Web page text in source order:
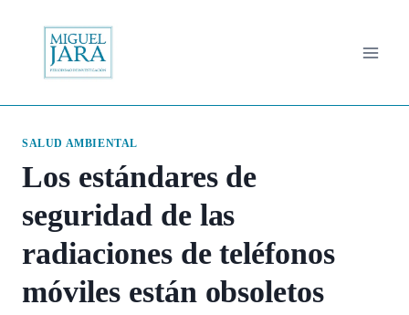
contenido
SALUD AMBIENTAL
Los estándares de
seguridad de las
radiaciones de teléfonos
móviles están obsoletos